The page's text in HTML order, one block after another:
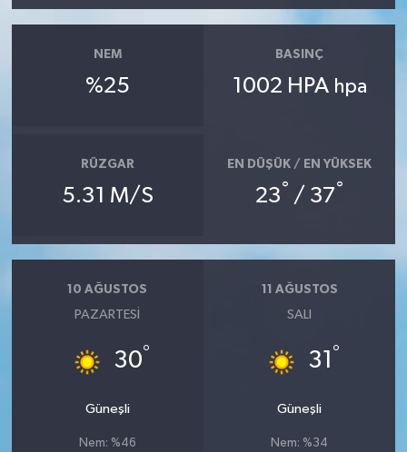
NEM
%25
BASINÇ
1002 HPA hpa
RÜZGAR
5.31 M/S
EN DÜŞÜK / EN YÜKSEK
23° / 37°
10 AĞUSTOS
PAZARTESI
30°
Güneşli
Nem: %46
11 AĞUSTOS
SALI
31 °
Güneşli
Nem: %34